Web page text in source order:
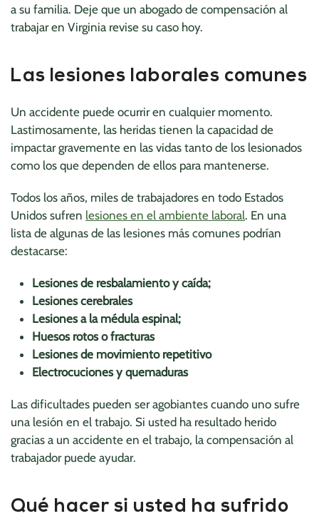
a su familia. Deje que un abogado de compensación al
trabajar en Virginia revise su caso hoy.
Las lesiones laborales comunes
Un accidente puede ocurrir en cualquier momento.
Lastimosamente, las heridas tienen la capacidad de
impactar gravemente en las vidas tanto de los lesionados
como los que dependen de ellos para mantenerse.
Todos los años, miles de trabajadores en todo Estados
Unidos sufren lesiones en el ambiente laboral. En una
lista de algunas de las lesiones más comunes podrían
destacarse:
Lesiones de resbalamiento y caída;
Lesiones cerebrales
Lesiones a la médula espinal;
Huesos rotos o fracturas
Lesiones de movimiento repetitivo
Electrocuciones y quemaduras
Las dificultades pueden ser agobiantes cuando uno sufre
una lesión en el trabajo. Si usted ha resultado herido
gracias a un accidente en el trabajo, la compensación al
trabajador puede ayudar.
Qué hacer si usted ha sufrido